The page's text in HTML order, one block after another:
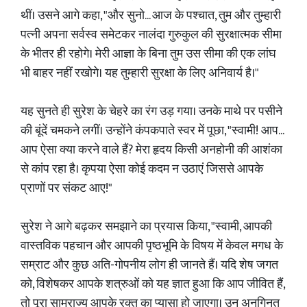
थीं। उसने आगे कहा, "और सुनो... आज के पश्चात, तुम और तुम्हारी
पत्नी अपना सर्वस्व समेटकर नालंदा गुरुकुल की सुरक्षात्मक सीमा
के भीतर ही रहोगे। मेरी आज्ञा के बिना तुम उस सीमा की एक लांघ
भी बाहर नहीं रखोगे। यह तुम्हारी सुरक्षा के लिए अनिवार्य है।"
यह सुनते ही सुरेश के चेहरे का रंग उड़ गया। उनके माथे पर पसीने
की बूंदें चमकने लगीं। उन्होंने कंपकपाते स्वर में पूछा, "स्वामी! आप...
आप ऐसा क्या करने वाले हैं? मेरा हृदय किसी अनहोनी की आशंका
से कांप रहा है। कृपया ऐसा कोई कदम न उठाएं जिससे आपके
प्राणों पर संकट आए!"
सुरेश ने आगे बढ़कर समझाने का प्रयास किया, "स्वामी, आपकी
वास्तविक पहचान और आपकी पृष्ठभूमि के विषय में केवल मगध के
सम्राट और कुछ अति-गोपनीय लोग ही जानते हैं। यदि शेष जगत
को, विशेषकर आपके शत्रुओं को यह ज्ञात हुआ कि आप जीवित हैं,